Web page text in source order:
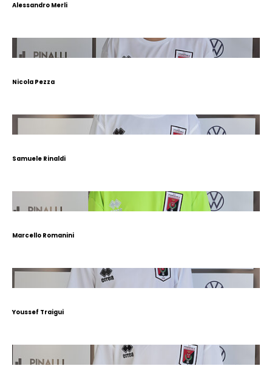
Alessandro Merli
Nicola Pezza
Samuele Rinaldi
Marcello Romanini
Youssef Traigui